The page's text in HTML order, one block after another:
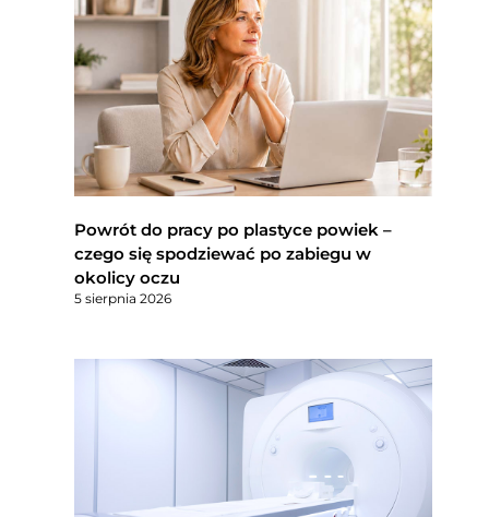
Powrót do pracy po plastyce powiek –
czego się spodziewać po zabiegu w
okolicy oczu
5 sierpnia 2026